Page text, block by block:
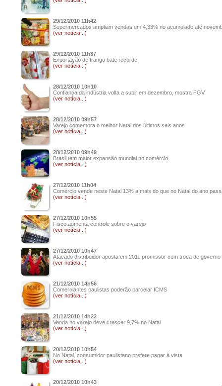
29/12/2010 11h42
Supermercados ampliam vendas em 4,33% no acumulado até
(ver notícia...)
29/12/2010 11h37
Exportação de frango bate recorde
(ver notícia...)
28/12/2010 10h10
Confiança da indústria volta a subir em dezembro, mostra FGV
(ver notícia...)
28/12/2010 09h57
Varejo comemora o melhor Natal dos últimos seis anos
(ver notícia...)
28/12/2010 09h49
Brasil tem maior expansão mundial no comércio
(ver notícia...)
27/12/2010 11h04
Comércio vende neste Natal 13% a mais do que no Natal do ano
(ver notícia...)
27/12/2010 10h55
Fisco aumenta controle sobre o varejo
(ver notícia...)
27/12/2010 10h47
Atacado distribuidor aposta em 2011 promissor com troca de governo
(ver notícia...)
21/12/2010 14h56
Comerciantes paulistas poderão parcelar ICMS
(ver notícia...)
21/12/2010 14h22
Venda no varejo deve crescer 9,7% no Natal
(ver notícia...)
20/12/2010 10h54
No Natal, consumidor paulistano prefere pagar à vista
(ver notícia...)
20/12/2010 10h43